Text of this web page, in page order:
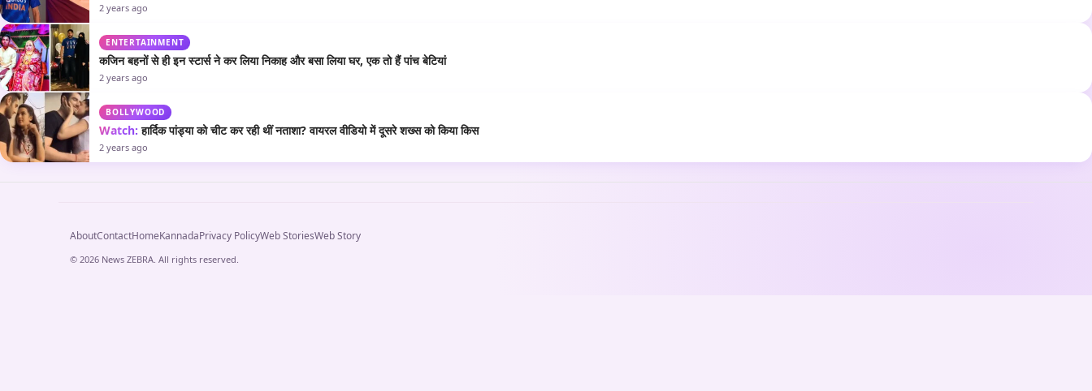
2 years ago
ENTERTAINMENT
कजिन बहनों से ही इन स्टार्स ने कर लिया निकाह और बसा लिया घर, एक तो हैं पांच बेटियां
2 years ago
BOLLYWOOD
Watch: हार्दिक पांड्या को चीट कर रही थीं नताशा? वायरल वीडियो में दूसरे शख्स को किया किस
2 years ago
AboutContactHomeKannadaPrivacy PolicyWeb StoriesWeb Story
© 2026 News ZEBRA. All rights reserved.